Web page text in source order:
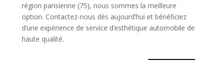
région parisienne (75), nous sommes la meilleure
option. Contactez-nous dès aujourd’hui et bénéficiez
d’une expérience de service d’esthétique automobile de
haute qualité.